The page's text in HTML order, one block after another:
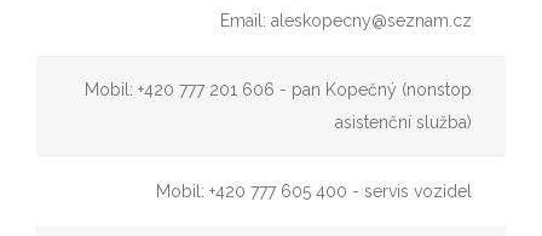
Email: aleskopecny@seznam.cz
Mobil: +420 777 201 606 - pan Kopečný (nonstop
asistenční služba)
Mobil: +420 777 605 400 - servis vozidel